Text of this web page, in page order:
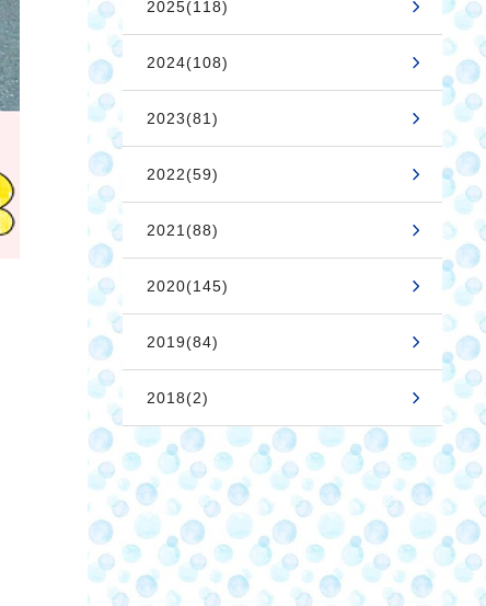
2025(118)
2024(108)
2023(81)
2022(59)
2021(88)
2020(145)
2019(84)
2018(2)